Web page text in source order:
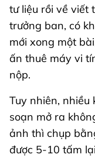
tư liệu rồi về viết
trưởng ban, có
mới xong một
ấn thuê máy vi
nộp.
Tuy nhiên, nhiều
soạn mở ra
ảnh thì chụp
được 5-10 tấm